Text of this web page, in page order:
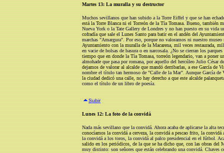
Martes 13: La muralla y su destructor
Muchos sevillanos que han subido a la Torre Eiffel y que se han
está la Torre Blanca ni el Torreón de la Tía Tomasa. Bueno, también
Nueva York o la Tate Gallery de Londres y no han puesto en su vida
cofradía que sale el Lunes Santo para batir en el andén del
marchas "Amargura". Por eso, porque no valoramos ni nuestro
Ayuntamiento con la muralla de la Macarena, mil veces restaurada,
en vacie de bolsas de basura o en narcosala. ¿No se cierran los
tiempo que en donde la Tía Tomasa, torreón legendario, van a poner
almohade que pasa por romana, por aquello del hercúleo Julio César
dejamos de valorar al alcalde que mandó derribarlas, a ese García de
nombre el título tan hermoso de "Calle de la Mar". Aunque García
la ciudad dedicó una calle, no hay derecho a que este alcalde
como el título de un libro de poesía.
Subir
Lunes 12: La foto de la convidá
Nada más sevillano que la convidá. Ahora acaba de aplicarse la alta
conocíamos la convidá a cerveza, la convidá a pescao frito, la
la convidá a los toros, la convidá al palco presidencial en el fútbol.
salido en los periódicos, de la que se ha dicho que, con las obras del
muy distinto: son señores que están celebrando una convidá. Chaves